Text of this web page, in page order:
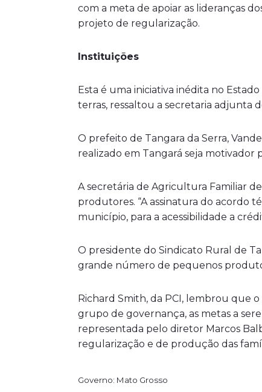
com a meta de apoiar as lideranças
projeto de regularização.
Instituições
Esta é uma iniciativa inédita no
terras, ressaltou a secretaria adjunta
O prefeito de Tangara da Serra,
realizado em Tangará seja motivador
A secretária de Agricultura Familiar
produtores. “A assinatura do acordo
município, para a acessibilidade a
O presidente do Sindicato Rural de
grande número de pequenos
Richard Smith, da PCI, lembrou que
grupo de governança, as metas a
representada pelo diretor Marcos
regularização e de produção das
Governo: Mato Grosso